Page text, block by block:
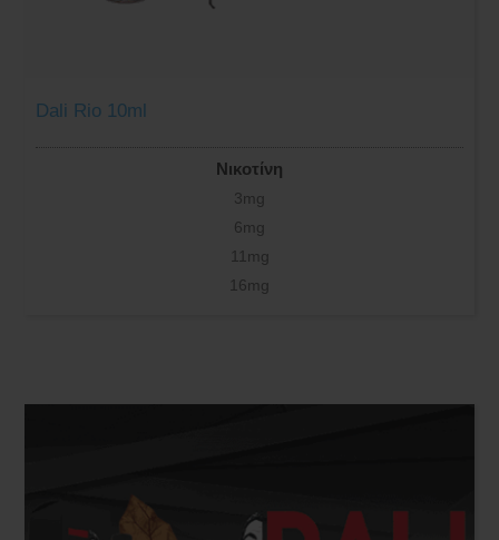
Dali Rio 10ml
Νικοτίνη
3mg
6mg
11mg
16mg